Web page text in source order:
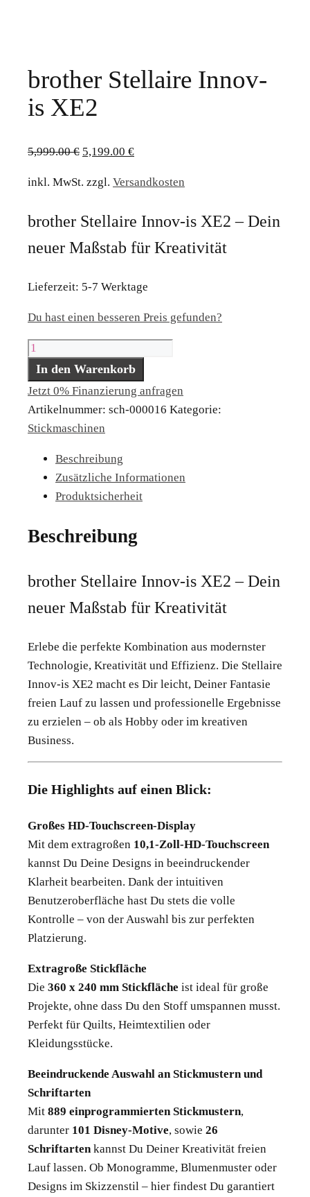
brother Stellaire Innov-
is XE2
5,999.00€ Ursprünglicher
war:
5,199.00 €Aktueller
ist:
inkl. MwSt. zzgl. Versandkosten
brother Stellaire Innov-is XE2 – Dein
neuer Maßstab für Kreativität
Lieferzeit: 5-7 Werktage
Du hast einen besseren Preis gefunden?
brother
Stellaire
Innov-
is
XE2
In den Warenkorb
Jetzt 0% Finanzierung anfragen
Artikelnummer: sch-000016 Kategorie:
Stickmaschinen
Beschreibung
Zusätzliche Informationen
Produktsicherheit
Beschreibung
brother Stellaire Innov-is XE2 – Dein
neuer Maßstab für Kreativität
Erlebe die perfekte Kombination aus modernster
Technologie, Kreativität und Effizienz. Die Stellaire
Innov-is XE2 macht es Dir leicht, Deiner Fantasie
freien Lauf zu lassen und professionelle Ergebnisse
zu erzielen – ob als Hobby oder im kreativen
Business.
Die Highlights auf einen Blick:
Großes HD-Touchscreen-Display
Mit dem extragroßen 10,1-Zoll-HD-Touchscreen
kannst Du Deine Designs in beeindruckender
Klarheit bearbeiten. Dank der intuitiven
Benutzeroberfläche hast Du stets die volle
Kontrolle – von der Auswahl bis zur perfekten
Platzierung.
Extragroße Stickfläche
Die 360 x 240 mm Stickfläche ist ideal für große
Projekte, ohne dass Du den Stoff umspannen musst.
Perfekt für Quilts, Heimtextilien oder
Kleidungsstücke.
Beeindruckende Auswahl an Stickmustern und
Schriftarten
Mit 889 einprogrammierten Stickmustern,
darunter 101 Disney-Motive, sowie 26
Schriftartenkannst Du Deiner Kreativität freien
Lauf lassen. Ob Monogramme, Blumenmuster oder
Designs im Skizzenstil – hier findest Du garantiert